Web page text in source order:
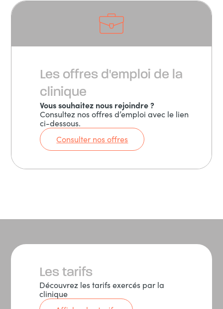
Les offres d'emploi de la
clinique
Vous souhaitez nous rejoindre ?
Consultez nos offres d’emploi avec le lien
ci-dessous.
Consulter nos offres
Les tarifs
Découvrez les tarifs exercés par la
clinique